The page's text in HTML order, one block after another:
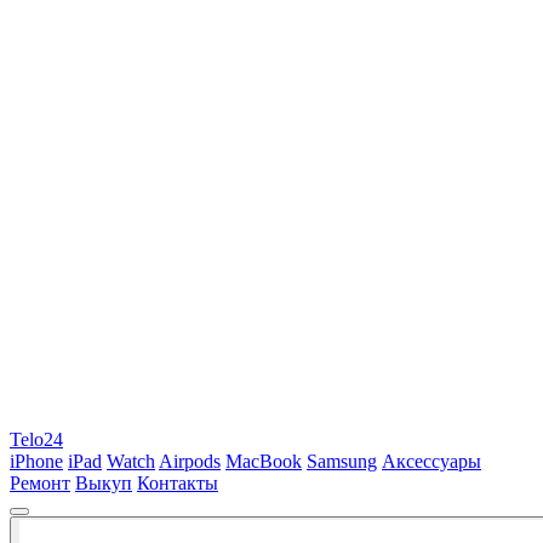
Telo24
iPhone iPad Watch Airpods MacBook Samsung Аксессуары
Ремонт Выкуп Контакты